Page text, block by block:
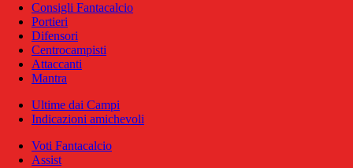
Consigli Fantacalcio
Portieri
Difensori
Centrocampisti
Attaccanti
Mantra
Ultime dai Campi
Indicazioni amichevoli
Voti Fantacalcio
Assist